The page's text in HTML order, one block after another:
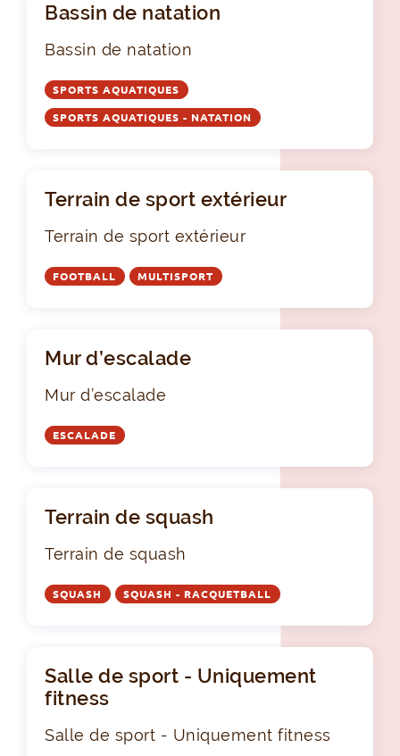
Bassin de natation
Bassin de natation
SPORTS AQUATIQUES
SPORTS AQUATIQUES - NATATION
Terrain de sport extérieur
Terrain de sport extérieur
FOOTBALL MULTISPORT
Mur d’escalade
Mur d’escalade
ESCALADE
Terrain de squash
Terrain de squash
SQUASH SQUASH - RACQUETBALL
Salle de sport - Uniquement
fitness
Salle de sport - Uniquement fitness